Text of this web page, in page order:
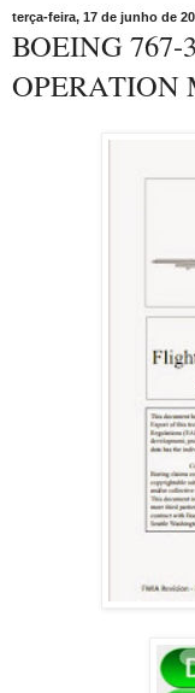
terça-feira, 17 de junho de
BOEING
OPERATION